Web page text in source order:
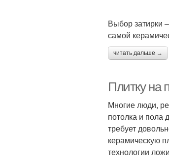
Выбор затирки
самой
читать дальше →
Плитку на
Многие люди,
потолка и пола
требует
керамическую
технологии